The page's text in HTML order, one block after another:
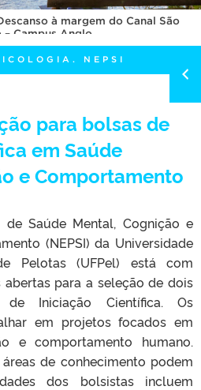
à margem do Canal São
– Campus Anglo
NEPSI
para bolsas de
em Saúde
e Comportamento
de Saúde Mental, Cognição e
(NEPSI) da Universidade
Pelotas (UFPel) está com
abertas para a seleção de dois
de Iniciação Científica. Os
em projetos focados em
e comportamento humano.
de conhecimento podem
dos bolsistas incluem